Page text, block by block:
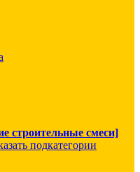
строительные смеси]
подкатегории